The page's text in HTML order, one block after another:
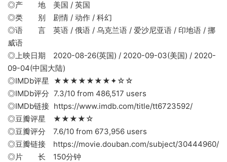
◎产 地 美国 / 英国
◎类 别 剧情 / 动作 / 科幻
◎语 言 英语 / 俄语 / 乌克兰语 / 爱沙尼亚语 / 印地语 / 挪
威语
◎上映日期 2020-08-26(英国) / 2020-09-03(美国) / 2020-
09-04(中国大陆)
◎IMDb评星 ★★★★★★★✦☆☆
◎IMDb评分 7.3/10 from 486,517 users
◎IMDb链接 https://www.imdb.com/title/tt6723592/
◎豆瓣评星 ★★★★☆
◎豆瓣评分 7.6/10 from 673,956 users
◎豆瓣链接 https://movie.douban.com/subject/30444960/
◎片 长 150分钟